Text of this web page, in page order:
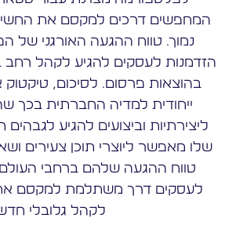
המחפשים דרכים למקסם את
נמוך. טווח ההגעה האורגני של
הזדמנות לעסקים להגיע לקהל רחב
בהוצאות פרסום. לסיכום,
ייחודית למדיה החברתית בכך
ליצירתיות וביצועים להגיע
שלו מאפשר ליוצרי תוכן צעירים
טווח ההגעה שלהם ברחבי
לעסקים דרך משתלמת למקסם
לקהל גלובלי